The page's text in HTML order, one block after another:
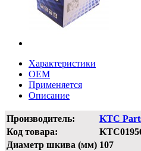
Характеристики
OEM
Применяется
Описание
Производитель:
KTC
Код товара:
Диаметр шкива (мм) 107